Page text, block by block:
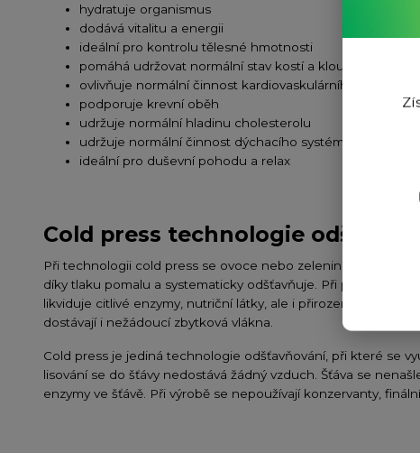
hydratuje organismus
dodává vitalitu a energii
ideální pro kontrolu tělesné hmotnosti
pomáhá udržovat normální stav kostí a kloubů
ovlivňuje normální činnost kardiovaskulárního systému
podporuje krevní oběh
udržuje normální hladinu cholesterolu
udržuje normální činnost dýchacího systému
ideální pro duševní pohodu a relax
Cold press technologie
Při technologii cold press se ovoce nebo zelenina lisuje,
díky tlaku pomalu a systematicky odšťavňuje. Při procesu
likviduje citlivé enzymy, nutriční látky, ale i přirozenou chuť a
dostávají i nežádoucí zbytková vlákna.
Cold press je jediná technologie odšťavňování, při které se
lisování se do šťávy nedostává žádný vzduch. Šťáva se
enzymy ve šťávě. Při výrobě se nepoužívají konzervanty,